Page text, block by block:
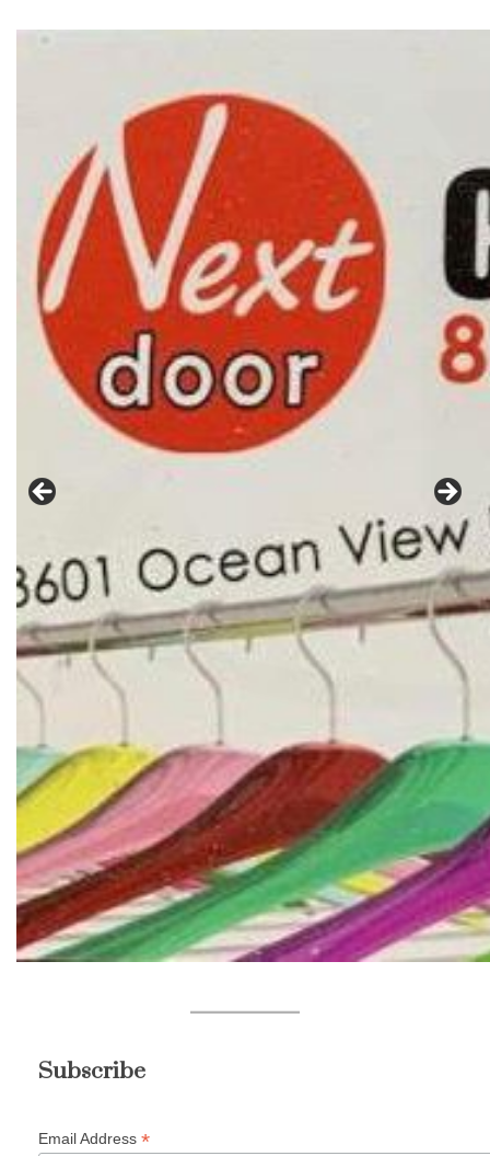
Subscribe
Email Address *